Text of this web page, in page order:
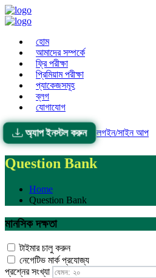
হোম
আমাদের সম্পর্কে
ফ্রি পরীক্ষা
প্রিমিয়াম পরীক্ষা
প্যাকেজসমূহ
ব্লগ
যোগাযোগ
অ্যাপ ইনস্টল করুন লগইন/সাইন আপ
Question Bank
Home
Question Bank
মানসিক দক্ষতা
টাইমার চালু করুন
নেগেটিভ মার্ক প্রযোজ্য
প্রশ্নের সংখ্যা